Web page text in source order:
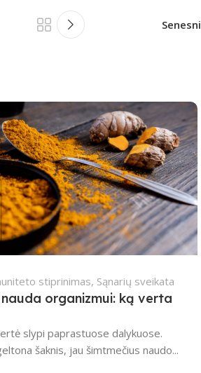
Senesni
stiprinimas, Sąnarių sveikata
organizmui: ką verta
slypi paprastuose dalykuose.
šaknis, jau šimtmečius naudo...